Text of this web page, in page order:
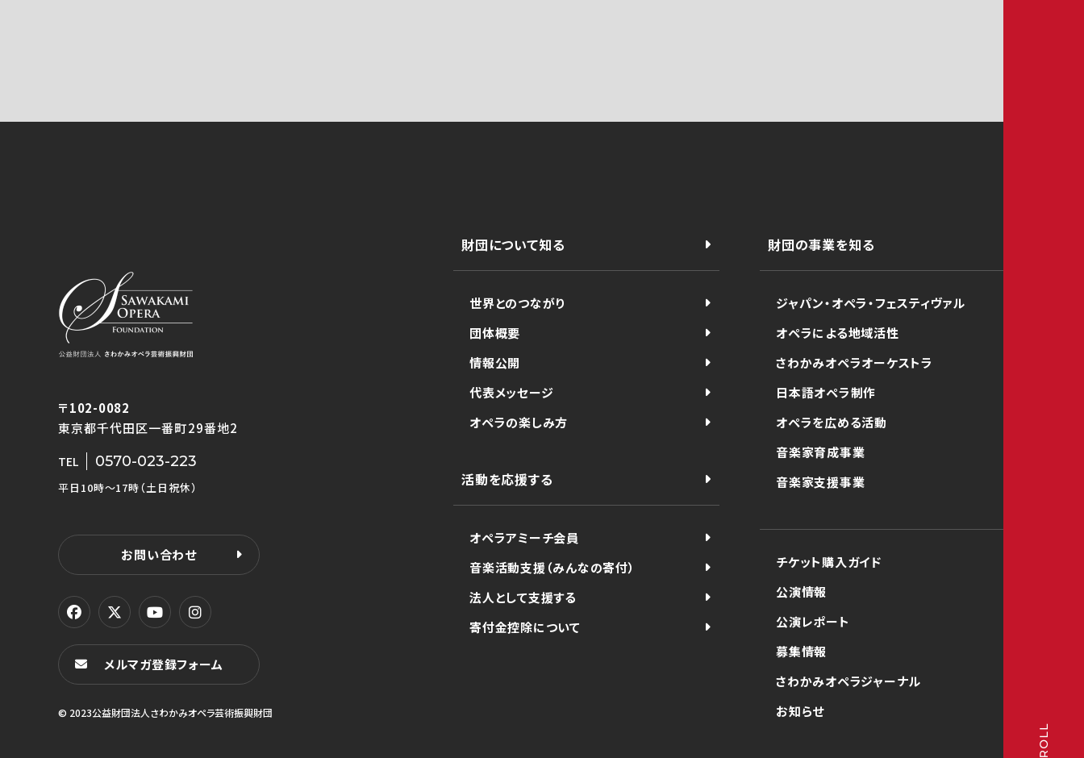
〒102-0082
東京都千代田区一番町29番地2
TEL 0570-023-223
平日10時〜17時（土日祝休）
お問い合わせ
メルマガ登録フォーム
© 2023公益財団法人さわかみオペラ芸術振興財団
財団について知る
世界とのつながり
団体概要
情報公開
代表メッセージ
オペラの楽しみ方
活動を応援する
オペラアミーチ会員
音楽活動支援（みんなの寄付）
法人として支援する
寄付金控除について
財団の事業を知る
ジャパン・オペラ・フェスティヴァル
オペラによる地域活性
さわかみオペラオーケストラ
日本語オペラ制作
オペラを広める活動
音楽家育成事業
音楽家支援事業
チケット購入ガイド
公演情報
公演レポート
募集情報
さわかみオペラジャーナル
お知らせ